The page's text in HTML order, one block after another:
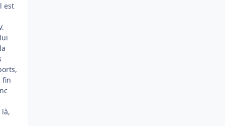
est
fin